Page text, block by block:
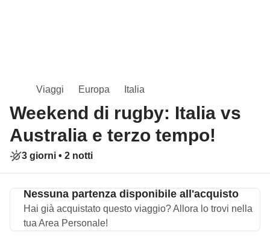
Viaggi Europa Italia
Weekend di rugby: Italia vs
Australia e terzo tempo!
3 giorni • 2 notti
Nessuna partenza disponibile all'acquisto
Hai già acquistato questo viaggio? Allora lo trovi nella
tua Area Personale!